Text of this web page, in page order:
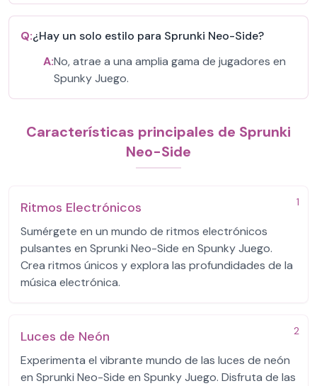
Q:¿Hay un solo estilo para Sprunki Neo-Side?
A:No, atrae a una amplia gama de jugadores en
Spunky Juego.
Características principales de Sprunki
Neo-Side
1
Ritmos Electrónicos
Sumérgete en un mundo de ritmos electrónicos
pulsantes en Sprunki Neo-Side en Spunky Juego.
Crea ritmos únicos y explora las profundidades de la
música electrónica.
2
Luces de Neón
Experimenta el vibrante mundo de las luces de neón
en Sprunki Neo-Side en Spunky Juego. Disfruta de las